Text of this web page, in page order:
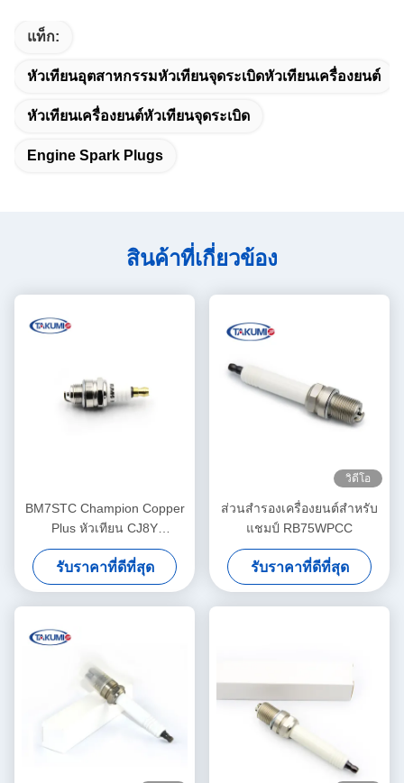
แท็ก:
หัวเทียนอุตสาหกรรมหัวเทียนจุดระเบิดหัวเทียนเครื่องยนต์
หัวเทียนเครื่องยนต์หัวเทียนจุดระเบิด
Engine Spark Plugs
สินค้าที่เกี่ยวข้อง
BM7STC Champion Copper
Plus หัวเทียน CJ8Y
เครื่องยนต์ขนาดเล็ก Spark
Plug
รับราคาที่ดีที่สุด
วิดีโอ
ส่วนสํารองเครื่องยนต์สําหรับ
แชมป์ RB75WPCC
รับราคาที่ดีที่สุด